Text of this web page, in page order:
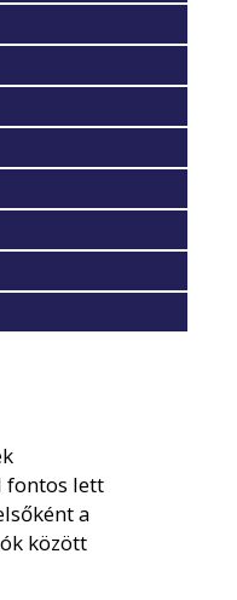
lett
a
között